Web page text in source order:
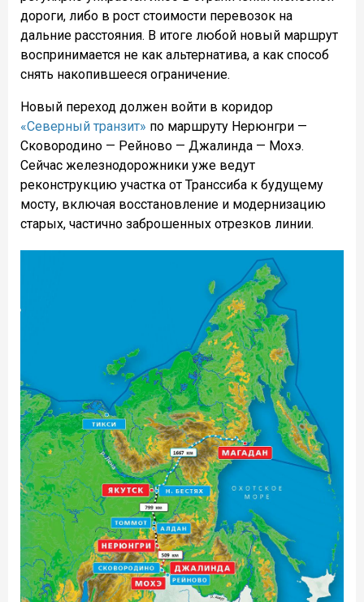
дороги, либо в рост стоимости перевозок на
дальние расстояния. В итоге любой новый маршрут
воспринимается не как альтернатива, а как способ
снять накопившееся ограничение.
Новый переход должен войти в коридор
«Северный транзит» по маршруту Нерюнгри —
Сковородино — Рейново — Джалинда — Мохэ.
Сейчас железнодорожники уже ведут
реконструкцию участка от Транссиба к будущему
мосту, включая восстановление и модернизацию
старых, частично заброшенных отрезков линии.